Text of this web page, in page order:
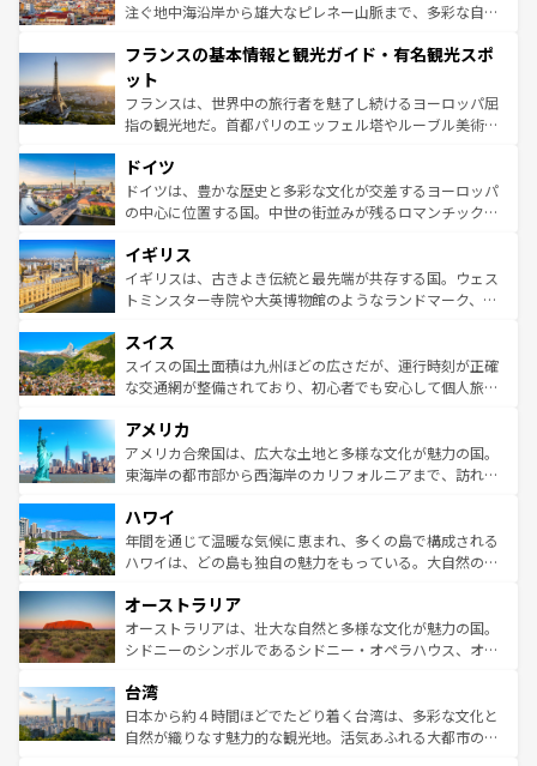
ピザやパスタなど、絶品のイタリア料理を堪能することも
ませてくれるイタリアで、忘れられない旅をしてみよう！
なお、新着のイタリア情報は
しい。
注ぐ地中海沿岸から雄大なピレネー山脈まで、多彩な自然
文化が根付くこの国では、情熱的なフラメンコ、熱気あふ
れる闘牛、そして美味しいタパスが生活の一部となってい
る。首都マドリードの洗練された雰囲気や、バルセロナの
アートに溢れた街角から、地方では古代ローマ遺跡や中世
せる。地方によって風土や気候が異なるスペインはその個
性で訪れる人を魅了する。 なお、新着のスペイン情報は コ
ンテンツ一覧を参照してほしい。
フランスの基本情報と観光ガイド・有名観光スポ
ット
フランスは、世界中の旅行者を魅了し続けるヨーロッパ屈
指の観光地だ。首都パリのエッフェル塔やルーブル美術館
で、幅広い魅力が詰まっている。華麗な宮殿、歴史的な大
聖堂、美しいビーチ、そして豊かな自然が、訪れる者を心
から魅了する。また、フランスは美食の国としても知ら
いる。シャンパンの発祥地であるランス、プロヴァンスの
香り高いラベンダー畑など、多彩な楽しみ方が可能だ。さ
らに、パリ以外の地域にも魅力が溢れており、どの街角に
れる地方に足を運ぶとそれぞれで全く異なる文化を体験で
きるだろう。 なお、新着のフランス情報はコンテンツ一覧
を参照してほしい。
ドイツ
ドイツは、豊かな歴史と多彩な文化が交差するヨーロッパ
の中心に位置する国。中世の街並みが残るロマンチック街
顔を持つこの国は、どこを歩いても飽きることがない。ベ
ルリンの文化的活気、バイエルン州のアルプスの絶景、そ
してライン川沿いのワイン畑といった風景は必見。ビール
は、お酒好きな人にはぜひ体験してほしい。 なお、新着の
ドイツ情報はコンテンツ一覧を参照してほしい。
イギリス
イギリスは、古きよき伝統と最先端が共存する国。ウェス
トミンスター寺院や大英博物館のようなランドマーク、歴
リアごとに異なる魅力がある。また、優雅なアフタヌーン
ティー、ビール好きにはたまらない英国パブ、サッカー観
戦など、本場だからこそできる体験も豊富。イギリスを旅
ンツ一覧を参照してほしい。
スイス
スイスの国土面積は九州ほどの広さだが、運行時刻が正確
な交通網が整備されており、初心者でも安心して個人旅行
の建物がそのまま残る町や、スイスならではのユニークな
博物館もあり、アルプス観光だけでなく町歩きも満喫する
ことができる。国民の所得が高いため物価も高いが、旅行
ば市内交通費無料で観光を楽しむこともできる。 なお、新
着のスイス情報はコンテンツ一覧 を参照してほしい。
アメリカ
アメリカ合衆国は、広大な土地と多様な文化が魅力の国。
東海岸の都市部から西海岸のカリフォルニアまで、訪れる
のような巨大都市は、観光、ショッピング、エンターテイ
ンメントが詰まった刺激的なスポットだ。一方、アメリカ
西部には大自然が広がり、グランドキャニオンやイエロー
部のニューオーリンズでは、音楽と美食が融合した独特の
文化が魅力。旅行者はアメリカの各地域で異なる魅力を楽
しみながら、その多様性と豊かな歴史を感じることができ
ならではの贅沢な旅のスタイルだ。 なお、新着のアメリカ
情報はコンテンツ一覧を参照してほしい。
ハワイ
年間を通じて温暖な気候に恵まれ、多くの島で構成される
ハワイは、どの島も独自の魅力をもっている。大自然の神
ワイ島は見逃せない。また、定番の観光地といえばオアフ
島だが、静かな自然を求めるならマウイ島やカウアイ島が
おすすめ。エメラルドグリーンに輝く海をはじめ、豊かな
れるおもてなしの心で訪れる人々を迎えてくれるハワイの
人々、おいしいローカルフードやハワイアンミュージッ
ク、伝統的なフラダンスなど、すべてがハワイの魅力を彩
オーストラリア
オーストラリアは、壮大な自然と多様な文化が魅力の国。
シドニーのシンボルであるシドニー・オペラハウス、オー
リアリーフや大陸中央部にそびえるウルル（エアーズロッ
ク）、タスマニアの美しい原生林やケアンズの熱帯雨林な
ど、見どころがたくさん。また、カフェやワイン、オージ
台湾
日本から約４時間ほどでたどり着く台湾は、多彩な文化と
自然が織りなす魅力的な観光地。活気あふれる大都市の台